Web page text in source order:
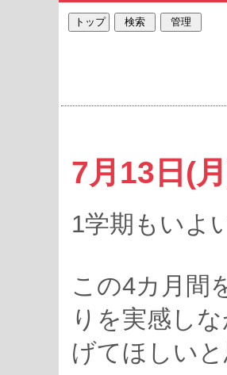
7月13日(
1学期もいよ
この4カ月間
りを実感し
げてほしいと